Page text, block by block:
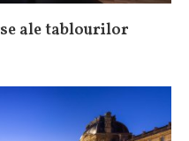
ale tablourilor